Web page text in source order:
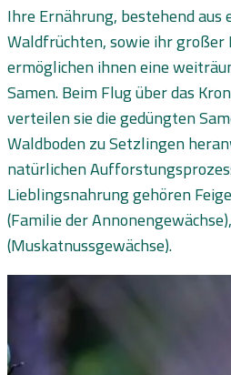
Ihre Ernährung, bestehend
Waldfrüchten, sowie ihr großer
ermöglichen ihnen eine
Samen. Beim Flug über das
verteilen sie die gedüngten
Waldboden zu Setzlingen
natürlichen
Lieblingsnahrung gehören
(Familie der
(Muskatnussgewächse).